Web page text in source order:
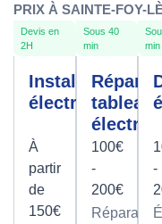
PRIX À SAINTE-FOY-
Devis en
2H
Installation
électrique
À
partir
de
150€
Sous 40
min
tableau
100€
-
200€
min
-